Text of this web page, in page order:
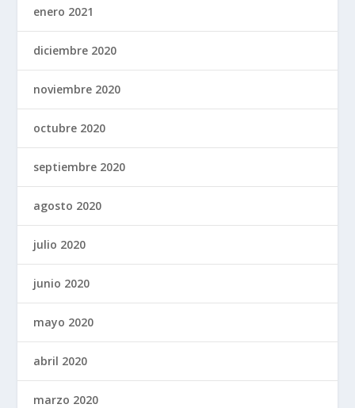
enero 2021
diciembre 2020
noviembre 2020
octubre 2020
septiembre 2020
agosto 2020
julio 2020
junio 2020
mayo 2020
abril 2020
marzo 2020